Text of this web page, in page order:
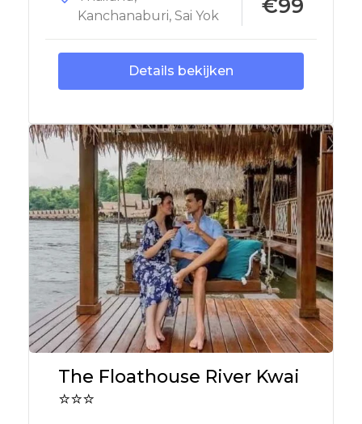
Kanchanaburi, Sai Yok €99
Details bekijken
The Floathouse River Kwai
⭐⭐⭐